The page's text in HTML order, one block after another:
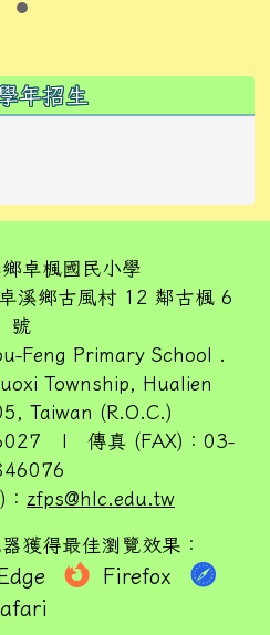
年招生
卓楓國民小學
溪鄉古風村 12 鄰古楓 6
號
Feng Primary School .
Township, Hualien
Taiwan (R.O.C.)
| 傳真 (FAX)：03-
zfps@hlc.edu.tw
獲得最佳瀏覽效果：
Firefox